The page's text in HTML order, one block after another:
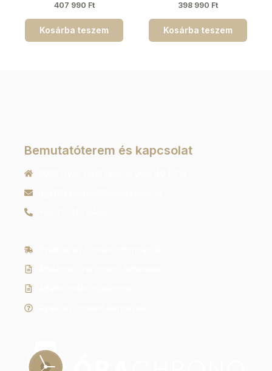
407 990 Ft
Kosárba teszem
398 990 Ft
Kosárba teszem
Bemutatóterem és kapcsolat